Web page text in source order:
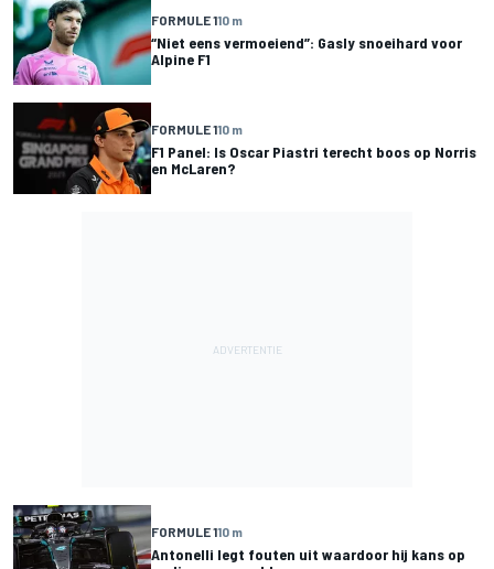
FORMULE 110 m
“Niet eens vermoeiend”: Gasly snoeihard voor
Alpine F1
FORMULE 110 m
F1 Panel: Is Oscar Piastri terecht boos op Norris
en McLaren?
FORMULE 110 m
Antonelli legt fouten uit waardoor hij kans op